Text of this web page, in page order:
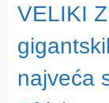
VELIKI
najveća